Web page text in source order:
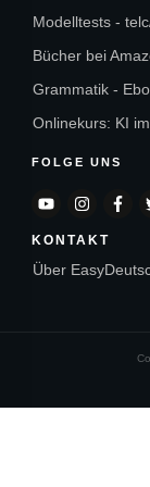
Modelltests -
Bücher bei
Grammatik -
Onlinekurs: KI
FOLGE UNS
KONTAKT
Über